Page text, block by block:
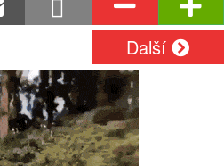
Další